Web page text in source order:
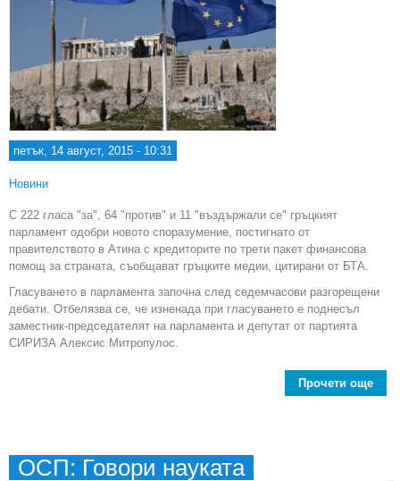
петък, 14 август, 2015 - 10:31
Новини
С 222 гласа "за", 64 "против" и 11 "въздържали се" гръцкият
парламент одобри новото споразумение, постигнато от
правителството в Атина с кредиторите по трети пакет финансова
помощ за страната, съобщават гръцките медии, цитирани от БТА.
Гласуването в парламента започна след седемчасови разгорещени
дебати. Отбелязва се, че изненада при гласуването е поднесъл
заместник-председателят на парламента и депутат от партията
СИРИЗА Алексис Митропулос.
Прочети още
ОСП: Говори науката